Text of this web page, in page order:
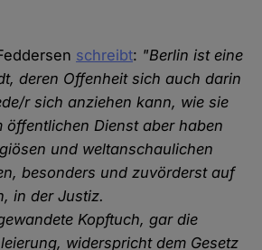
schreibt: "Berlin ist eine
deren Offenheit sich auch darin
r sich anziehen kann, wie sie
öffentlichen Dienst aber haben
und weltanschaulichen
besonders und zuvörderst auf
in der Justiz.
Kopftuch, gar die
widerspricht dem Gesetz